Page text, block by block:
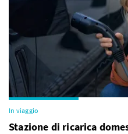
In viaggio
Stazione di ricarica